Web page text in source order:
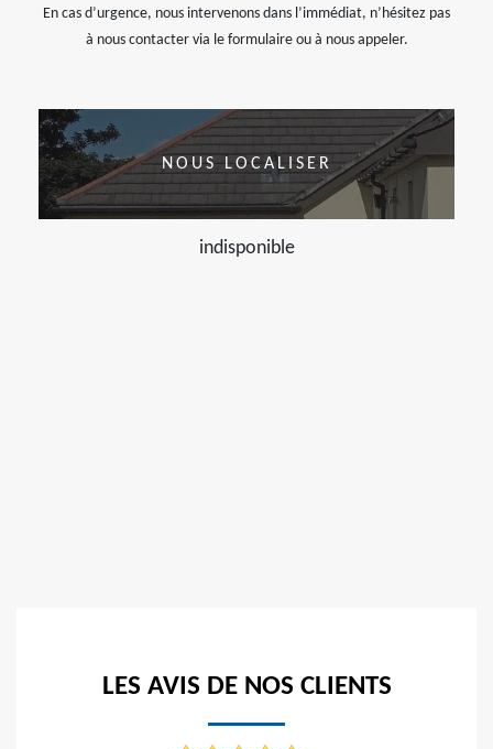
En cas d’urgence, nous intervenons dans l’immédiat, n’hésitez pas
à nous contacter via le formulaire ou à nous appeler.
NOUS LOCALISER
indisponible
LES AVIS DE NOS CLIENTS